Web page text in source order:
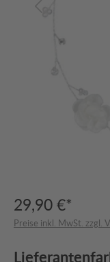
29,90 €*
Preise inkl. MwSt. zzgl.